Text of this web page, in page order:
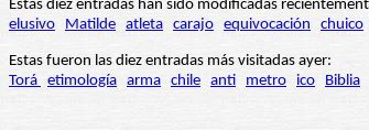
Estas diez entradas han sido modificadas
elusivo
Matilde atleta carajo equivocación chuico
Estas fueron las diez entradas más visitadas ayer:
Torá etimología arma chile anti metro ico Biblia